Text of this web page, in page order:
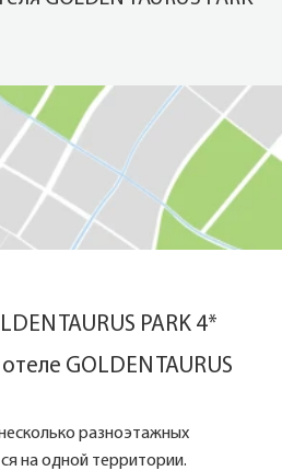
на карте
TAURUS PARK 4*
GOLDEN TAURUS
разноэтажных
на одной территории.